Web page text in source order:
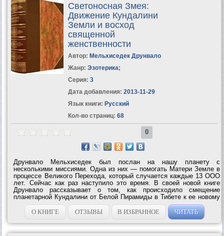
Светоносная Змея:
Движение Кундалини
Земли и восход
священной
женственности
Автор: Мельхиседек Друнвало
Жанр: Эзотерика;
Серия: 3
Дата добавления: 2013-11-29
Язык книги: Русский
Кол-во страниц: 68
0
Друнвало Мельхиседек был послан на нашу планету с
несколькими миссиями. Одна из них — помогать Матери Земле в
процессе Великого Перехода, который случается каждые 13 ООО
лет. Сейчас как раз наступило это время. В своей новой книге
Друнвало рассказывает о том, как происходило смещение
планетарной Кундалини от Белой Пирамиды в Тибете к ее новому
«дому» в горах Чили. В результате этого грандиозного события в
течение следующего...
О КНИГЕ ОТЗЫВЫ В ИЗБРАННОЕ ЧИТАТЬ